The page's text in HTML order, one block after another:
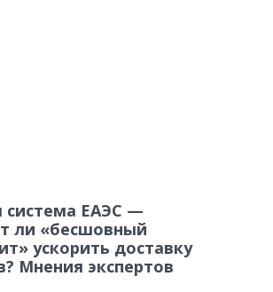
система ЕАЭС —
ли «бесшовный
ускорить доставку
Мнения экспертов